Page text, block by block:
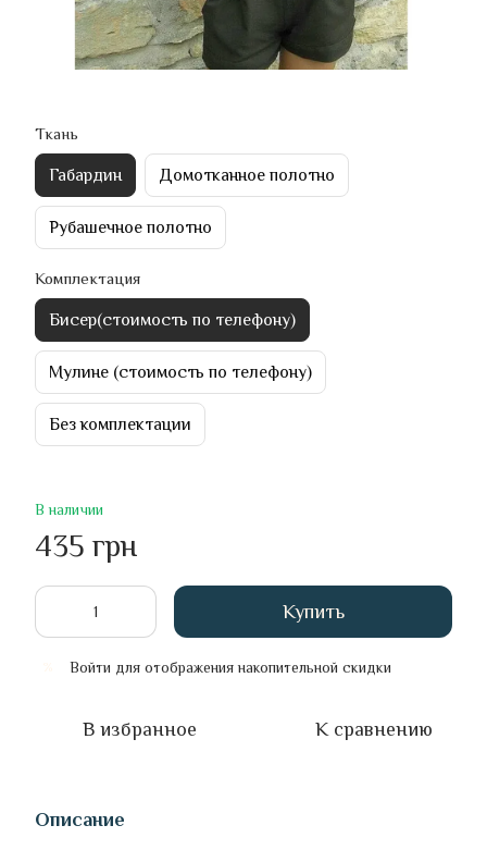
Ткань
Габардин Домотканное полотно
Рубашечное полотно
Комплектация
Бисер(стоимость по телефону)
Мулине (стоимость по телефону)
Без комплектации
В наличии
435 грн
Купить
Войти для отображения накопительной скидки
В избранное К сравнению
Описание